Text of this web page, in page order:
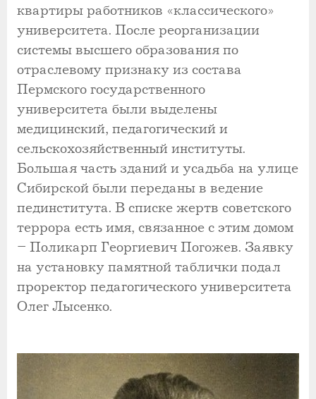
квартиры работников «классического»
университета. После реорганизации
системы высшего образования по
отраслевому признаку из состава
Пермского государственного
университета были выделены
медицинский, педагогический и
сельскохозяйственный институты.
Большая часть зданий и усадьба на улице
Сибирской были переданы в ведение
пединститута. В списке жертв советского
террора есть имя, связанное с этим домом
– Поликарп Георгиевич Погожев. Заявку
на установку памятной таблички подал
проректор педагогического университета
Олег Лысенко.